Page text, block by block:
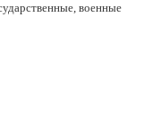
военные